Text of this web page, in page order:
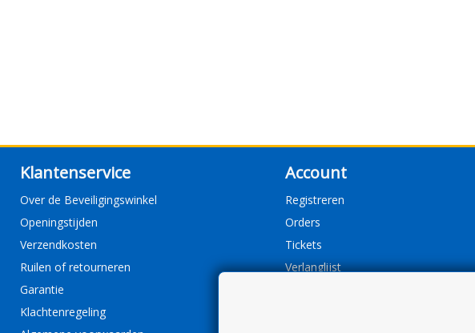
Klantenservice
Over de Beveiligingswinkel
Openingstijden
Verzendkosten
Ruilen of retourneren
Garantie
Klachtenregeling
Account
Registreren
Orders
Tickets
Verlanglijst